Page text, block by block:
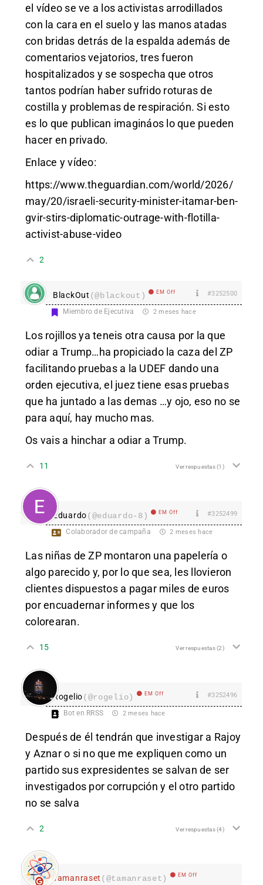
el vídeo se ve a los activistas arrodillados
con la cara en el suelo y las manos atadas
con bridas detrás de la espalda además de
comentarios vejatorios, tres fueron
hospitalizados y se sospecha que otros
tantos podrían haber sufrido roturas de
costilla y problemas de respiración. Si esto
es lo que publican imagináos lo que pueden
hacer en privado.
Enlace y vídeo:
https://www.theguardian.com/world/2026/
may/20/israeli-security-minister-itamar-ben-
gvir-stirs-diplomatic-outrage-with-flotilla-
activist-abuse-video
2
BlackOut (@blackout) EM Off #3252500
Miembro de Ejecutiva 2 meses hace
Los rojillos ya teneis otra causa por la que
odiar a Trump…ha propiciado la caza del ZP
facilitando pruebas a la UDEF dando una
orden ejecutiva, el juez tiene esas pruebas
que ha juntado a las demas …y ojo, eso no se
para aquí, hay mucho mas.
Os vais a hinchar a odiar a Trump.
11 Ver respuestas(1)
Eduardo(@eduardo-8) EM Off #3252499
Colaborador de campaña 2 meses hace
Las niñas de ZP montaron una papelería o
algo parecido y, por lo que sea, les llovieron
clientes dispuestos a pagar miles de euros
por encuadernar informes y que los
colorearan.
15 Ver respuestas(2)
Rogelio(@rogelio) EM Off #3252496
Bot en RRSS 2 meses hace
Después de él tendrán que investigar a Rajoy
y Aznar o si no que me expliquen como un
partido sus expresidentes se salvan de ser
investigados por corrupción y el otro partido
no se salva
2 Ver respuestas(4)
Tamanraset (@tamanraset) EM Off